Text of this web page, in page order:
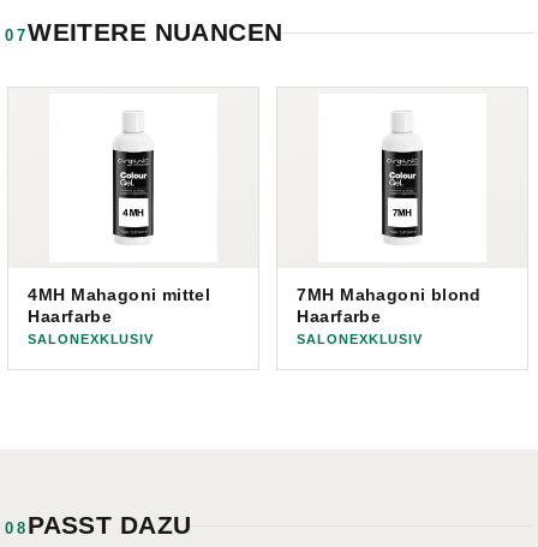
07WEITERE NUANCEN
4MH Mahagoni mittel
Haarfarbe
SALONEXKLUSIV
7MH Mahagoni blond
Haarfarbe
SALONEXKLUSIV
08 PASST DAZU